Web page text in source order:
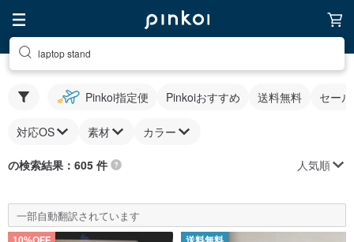
laptop stand
Pinkoi指定便 Pinkoiおすすめ 送料無料 セー
対応OS 素材 カラー
の検索結果：605 件 人気順
一部自動翻訳されています